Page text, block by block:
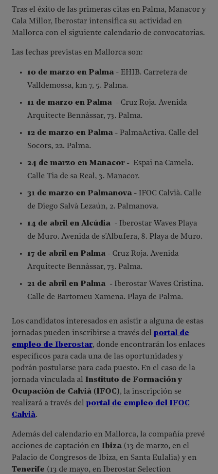
Tras el éxito de las primeras citas en Palma, Manacor y
Cala Millor, Iberostar intensifica su actividad en
Mallorca con el siguiente calendario de convocatorias.
Las fechas previstas en Mallorca son:
10 de marzo en Palma - EHIB. Carretera de
Valldemossa, km 7, 5. Palma.
11 de marzo en Palma - Cruz Roja. Avenida
Arquitecte Bennàssar, 73. Palma.
12 de marzo en Palma - PalmaActiva. Calle del
Socors, 22. Palma.
24 de marzo en Manacor - Espai na Camela.
Calle Tia de sa Real, 3. Manacor.
31 de marzo en Palmanova - IFOC Calvià. Calle
de Diego Salvà Lezaún, 2. Palmanova.
14 de abril en Alcúdia - Iberostar Waves Playa
de Muro. Avenida de s'Albufera, 8. Playa de Muro.
17 de abril en Palma - Cruz Roja. Avenida
Arquitecte Bennàssar, 73. Palma.
21 de abril en Palma - Iberostar Waves Cristina.
Calle de Bartomeu Xamena. Playa de Palma.
Los candidatos interesados en asistir a alguna de estas
jornadas pueden inscribirse a través del portal de
empleo de Iberostar, donde encontrarán los enlaces
específicos para cada una de las oportunidades y
podrán postularse para cada puesto. En el caso de la
jornada vinculada al Instituto de Formación y
Ocupación de Calvià (IFOC), la inscripción se
realizará a través del portal de empleo del IFOC
Calvià.
Además del calendario en Mallorca, la compañía prevé
acciones de captación en Ibiza (13 de marzo, en el
Palacio de Congresos de Ibiza, en Santa Eulalia) y en
Tenerife (13 de mayo, en Iberostar Selection